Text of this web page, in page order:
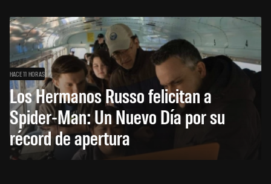
HACE 11 HORAS
Los Hermanos Russo felicitan a
Spider-Man: Un Nuevo Día por su
récord de apertura